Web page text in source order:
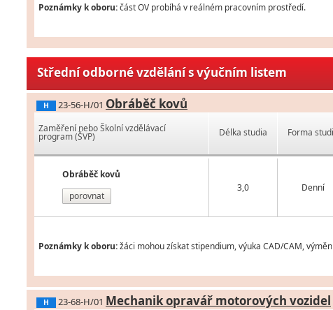
Poznámky k oboru:část OV probíhá v reálném pracovním prostředí.
Střední odborné vzdělání s výučním listem
H 23-56-H/01 Obráběč kovů
Zaměření nebo Školní vzdělávací
program (ŠVP)
Obráběč kovů
porovnat
Délka studia Forma
3,0 Denní
Poznámky k oboru:žáci mohou získat stipendium, výuka CAD/CAM,
H 23-68-H/01 Mechanik opravář motorových vozidel